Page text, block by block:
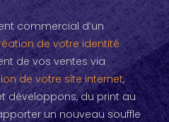
commercial d’un
de votre identité
de vos ventes via
de votre site internet,
développons, du print au
un nouveau souffle